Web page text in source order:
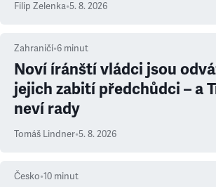
Filip Zelenka•5. 8. 2026
Zahraničí•6 minut
Noví íránští vládci jsou
jejich zabití předchůdci – a
neví rady
Tomáš Lindner•5. 8. 2026
Česko•10 minut